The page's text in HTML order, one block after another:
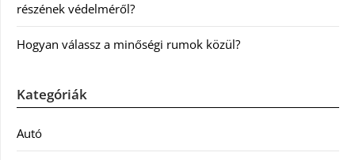
részének védelméről?
Hogyan válassz a minőségi rumok közül?
Kategóriák
Autó